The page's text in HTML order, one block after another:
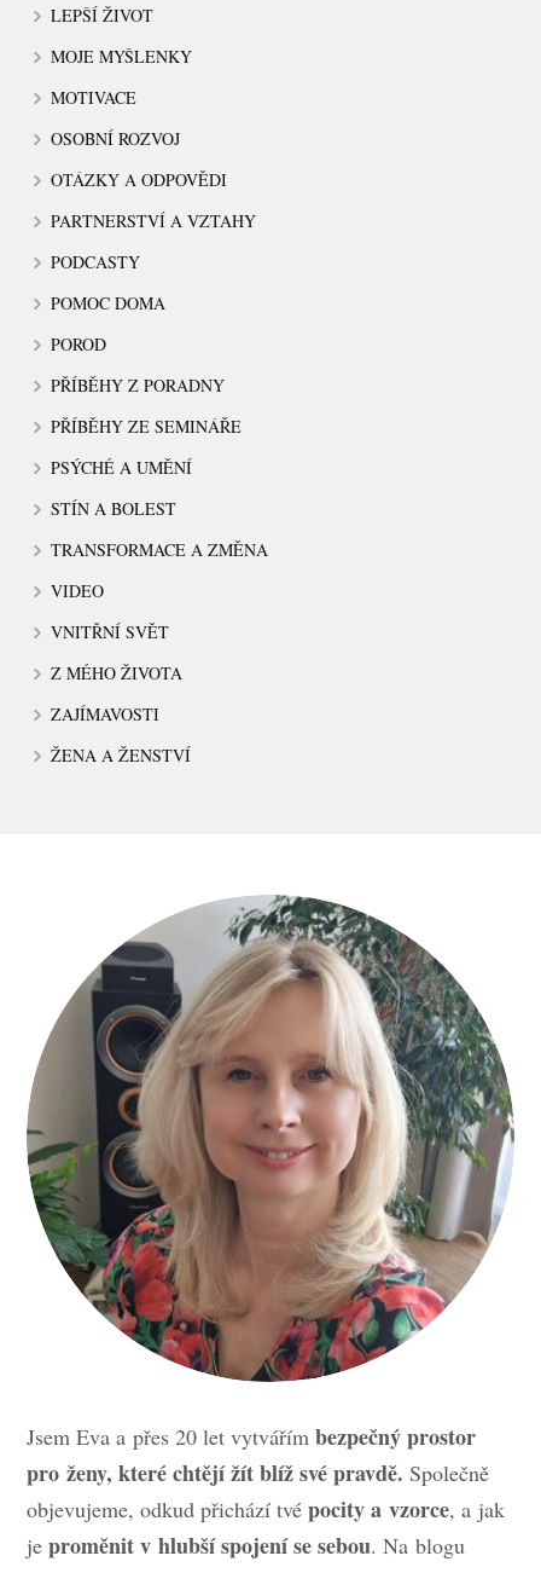
LEPŠÍ ŽIVOT
MOJE MYŠLENKY
MOTIVACE
OSOBNÍ ROZVOJ
OTÁZKY A ODPOVĚDI
PARTNERSTVÍ A VZTAHY
PODCASTY
POMOC DOMA
POROD
PŘÍBĚHY Z PORADNY
PŘÍBĚHY ZE SEMINÁŘE
PSÝCHÉ A UMĚNÍ
STÍN A BOLEST
TRANSFORMACE A ZMĚNA
VIDEO
VNITŘNÍ SVĚT
Z MÉHO ŽIVOTA
ZAJÍMAVOSTI
ŽENA A ŽENSTVÍ
Jsem Eva a přes 20 let vytvářímbezpečný prostor
pro ženy, které chtějí žít blíž své pravdě. Společně
objevujeme, odkud přichází tvépocity a vzorce, a jak
jeproměnit v hlubší spojení se sebou. Na blogu